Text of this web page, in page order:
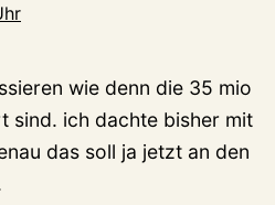
wie denn die 35 mio
sind. ich dachte bisher mit
das soll ja jetzt an den